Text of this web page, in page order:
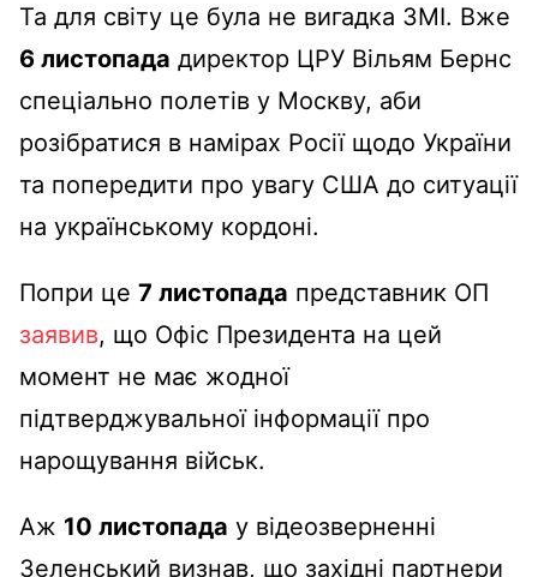
Та для світу це була не вигадка ЗМІ. Вже
6 листопада директор ЦРУ Вільям Бернс
спеціально полетів у Москву, аби
розібратися в намірах Росії щодо України
та попередити про увагу США до ситуації
на українському кордоні.
Попри це 7 листопада представник ОП
заявив, що Офіс Президента на цей
момент не має жодної
підтверджувальної інформації про
нарощування військ.
Аж 10 листопада у відеозверненні
Зеленський визнав, що західні партнери